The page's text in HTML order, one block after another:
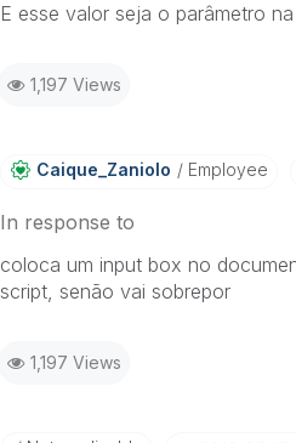
E esse valor seja o parâmetro
1,197 Views
Caique_Zaniolo Employee
In response to
coloca um input box no
script, senão vai sobrepor
1,197 Views